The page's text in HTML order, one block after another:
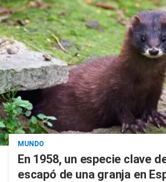
MUNDO
En 1958, un especie clave
escapó de una granja en